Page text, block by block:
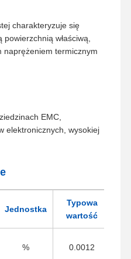
charakteryzuje się
właściwą,
naprężeniem termicznym
EMC,
elektronicznych, wysokiej
Jednostka
Typowa
wartość
% 0.0012